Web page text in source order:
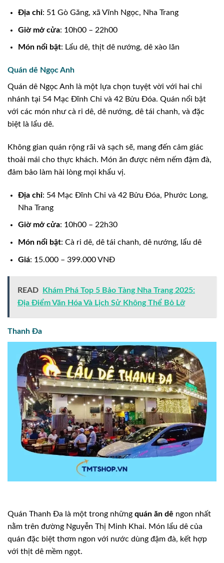
Địa chỉ: 51 Gò Găng, xã Vĩnh Ngọc, Nha Trang
Giờ mở cửa: 10h00 – 22h00
Món nổi bật: Lẩu dê, thịt dê nướng, dê xào lăn
Quán dê Ngọc Anh
Quán dê Ngọc Anh là một lựa chọn tuyệt vời với hai chi
nhánh tại 54 Mạc Đĩnh Chi và 42 Bửu Đóa. Quán nổi bật
với các món như cà ri dê, dê nướng, dê tái chanh, và đặc
biệt là lẩu dê.
Không gian quán rộng rãi và sạch sẽ, mang đến cảm giác
thoải mái cho thực khách. Món ăn được nêm nếm đậm đà,
đảm bảo làm hài lòng mọi khẩu vị.
Địa chỉ: 54 Mạc Đĩnh Chi và 42 Bửu Đóa, Phước Long,
Nha Trang
Giờ mở cửa: 10h00 – 22h30
Món nổi bật: Cà ri dê, dê tái chanh, dê nướng, lẩu dê
Giá: 15.000 – 399.000 VNĐ
READ
Khám Phá Top 5 Bảo Tàng Nha Trang 2025:
Địa Điểm Văn Hóa Và Lịch Sử Không Thể Bỏ Lỡ
Thanh Đa
Quán Thanh Đa là một trong những quán ăn dê ngon nhất
nằm trên đường Nguyễn Thị Minh Khai. Món lẩu dê của
quán đặc biệt thơm ngon với nước dùng đậm đà, kết hợp
với thịt dê mềm ngọt.